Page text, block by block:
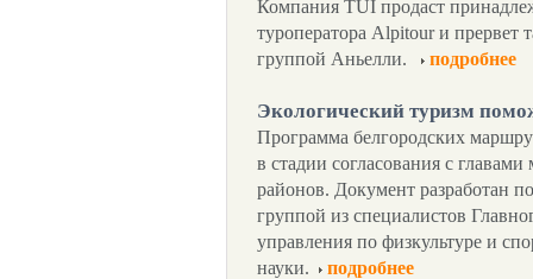
Компания TUI продаст
туроператора Alpitour и прервет
группой Аньелли.
подробнее
Экологический туризм
Программа белгородских
в стадии согласования с
районов. Документ разработан
группой из специалистов
управления по физкультуре и
науки.
подробнее